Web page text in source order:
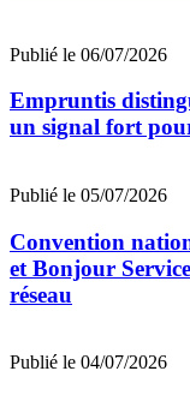
Publié le 06/07/2026
Empruntis
un signal fort
Publié le 05/07/2026
Convention
et Bonjour
réseau
Publié le 04/07/2026